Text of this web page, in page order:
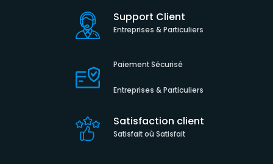
Support Client
Entreprises & Particuliers
Paiement Sécurisé
Entreprises & Particuliers
Satisfaction client
Satisfait où Satisfait